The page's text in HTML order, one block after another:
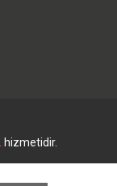
hizmetidir.